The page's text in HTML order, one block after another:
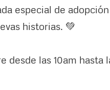
especial de
historias. 💚
desde las 10am hasta